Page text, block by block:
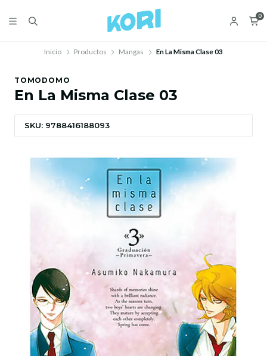
0
Inicio Productos Mangas En La Misma Clase 03
TOMODOMO
En La Misma Clase 03
SKU: 9788416188093